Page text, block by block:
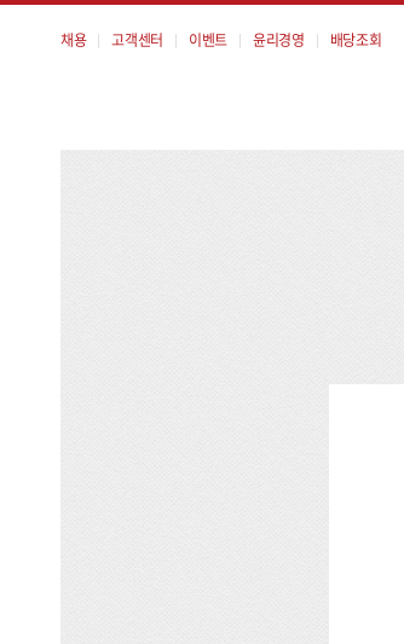
뉴
채용 고객센터 이벤트 윤리경영 배당조회